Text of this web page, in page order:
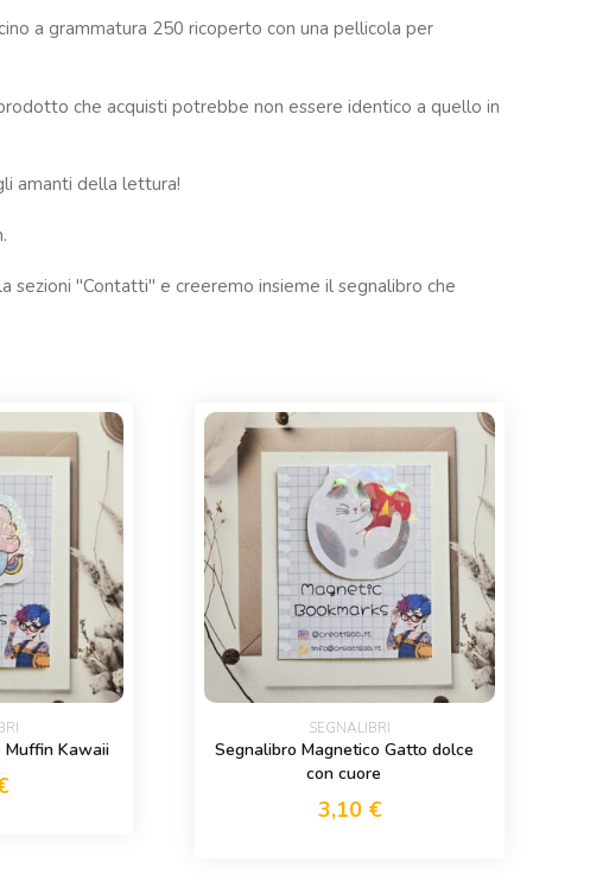
a grammatura 250 ricoperto con una pellicola per
che acquisti potrebbe non essere identico a quello in
amanti della lettura!
sezioni "Contatti" e creeremo insieme il segnalibro che
Muffin Kawaii
SEGNALIBRI
Segnalibro Magnetico Gatto dolce
con cuore
3,10 €